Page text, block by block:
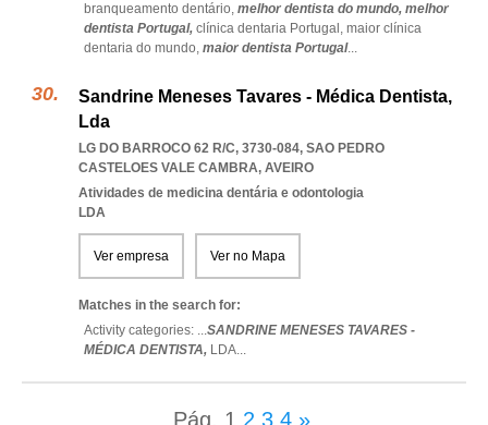
branqueamento dentário, melhor dentista do mundo, melhor
dentista Portugal, clínica dentaria Portugal, maior clínica
dentaria do mundo, maior dentista Portugal...
Sandrine Meneses Tavares - Médica Dentista,
Lda
LG DO BARROCO 62 R/C, 3730-084, SAO PEDRO
CASTELOES VALE CAMBRA, AVEIRO
Atividades de medicina dentária e odontologia
LDA
Ver empresa Ver no Mapa
Matches in the search for:
Activity categories: ...SANDRINE MENESES TAVARES -
MÉDICA DENTISTA, LDA...
Pág. 1 2 3 4 »